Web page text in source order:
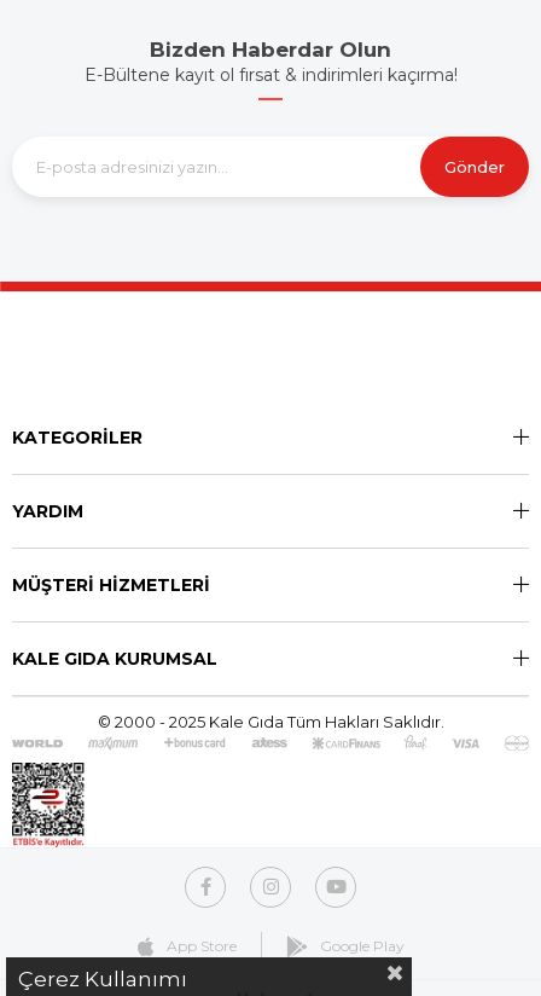
Bizden Haberdar Olun
E-Bültene kayıt ol fırsat & indirimleri kaçırma!
Gönder
KATEGORİLER
YARDIM
MÜŞTERİ HİZMETLERİ
KALE GIDA KURUMSAL
© 2000 - 2025 Kale Gıda Tüm Hakları Saklıdır.
App Store Google Play
Çerez Kullanımı